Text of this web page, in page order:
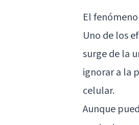
El
Uno de los
surge de la
ignorar a la
celular.
Aunque